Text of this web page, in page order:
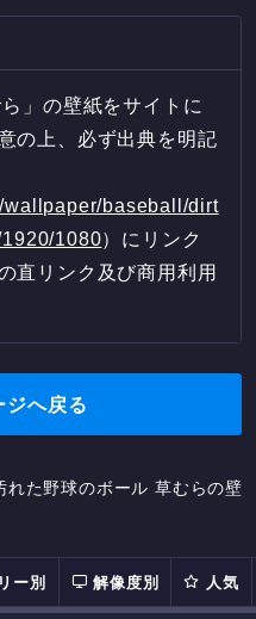
」の壁紙をサイトに
の上、必ず出典を明記
wallpaper/baseball/dirt
1080）にリンク
直リンク及び商用利用
ジへ戻る
れた野球のボール 草むらの壁
ー別 解像度別 人気